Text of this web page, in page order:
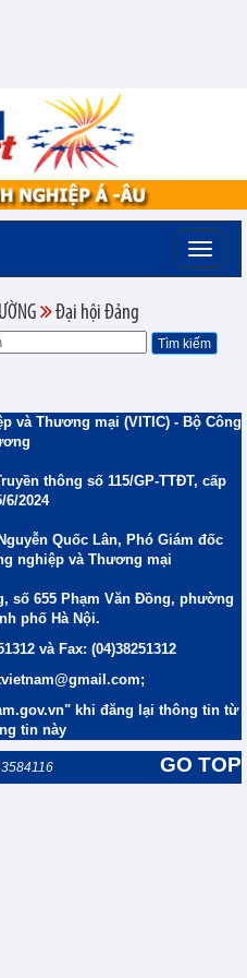
Đại hội Đảng
và Thương mại (VITIC) - Bộ Công
thông số 115/GP-TTĐT, cấp
6/2024
Quốc Lân, Phó Giám đốc
nghiệp và Thương mại
số 655 Phạm Văn Đồng, phường
phố Hà Nội.
và Fax: (04)38251312
khi đăng lại thông tin từ
tin này
GO TOP